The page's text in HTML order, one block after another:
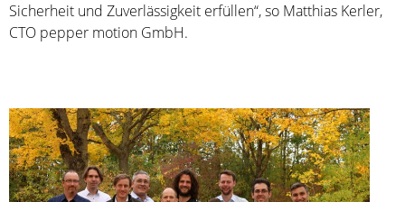
Sicherheit und Zuverlässigkeit erfüllen“, so Matthias Kerler,
CTO pepper motion GmbH.